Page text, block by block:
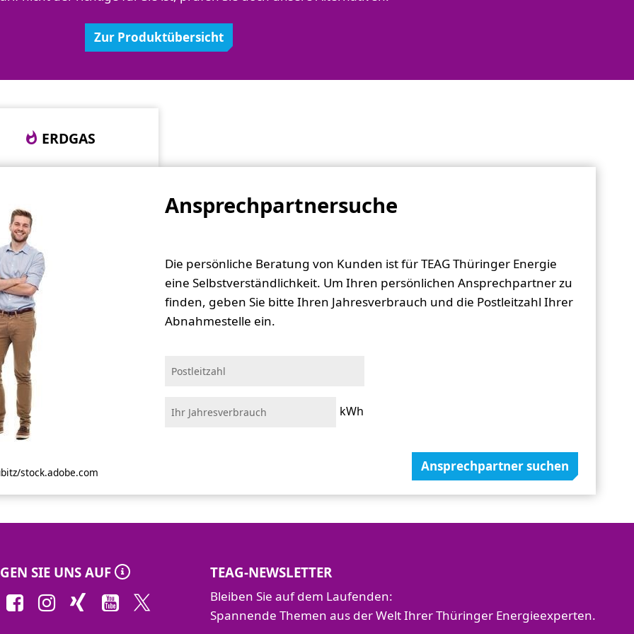
Zur Produktübersicht
stock.adobe.com
Ansprechpartnersuche
Die persönliche Beratung von Kunden ist für TEAG Thüringer Energie
eine Selbstverständlichkeit. Um Ihren persönlichen Ansprechpartner zu
finden, geben Sie bitte Ihren Jahresverbrauch und die Postleitzahl Ihrer
Abnahmestelle ein.
kWh
Ansprechpartner suchen
ERDGAS
SIE UNS AUF TEAG-NEWSLETTER
Bleiben Sie auf dem Laufenden:
Spannende Themen aus der Welt Ihrer Thüringer Energieexperten.